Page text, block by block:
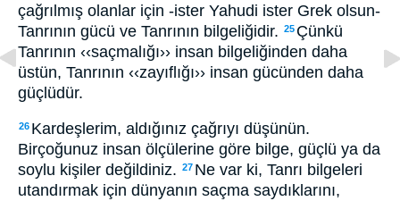
çağrılmış olanlar için -ister Yahudi ister Grek olsun-
Tanrının gücü ve Tanrının bilgeliğidir. 25 Çünkü
Tanrının ‹‹saçmalığı›› insan bilgeliğinden daha
üstün, Tanrının ‹‹zayıflığı›› insan gücünden daha
güçlüdür.
26 Kardeşlerim, aldığınız çağrıyı düşünün.
Birçoğunuz insan ölçülerine göre bilge, güçlü ya da
soylu kişiler değildiniz. 27 Ne var ki, Tanrı bilgeleri
utandırmak için dünyanın saçma saydıklarını,